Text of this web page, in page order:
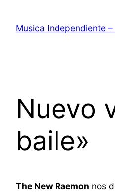
contenido
Musica Independiente
Nuevo
baile»
The New Raemon nos